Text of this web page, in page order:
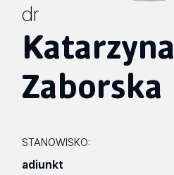
dr
Katarzyna
Zaborska
STANOWISKO:
adiunkt